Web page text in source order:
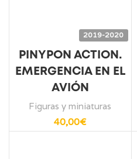
2019-2020
PINYPON ACTION.
EMERGENCIA EN EL
AVIÓN
Figuras y miniaturas
40,00€